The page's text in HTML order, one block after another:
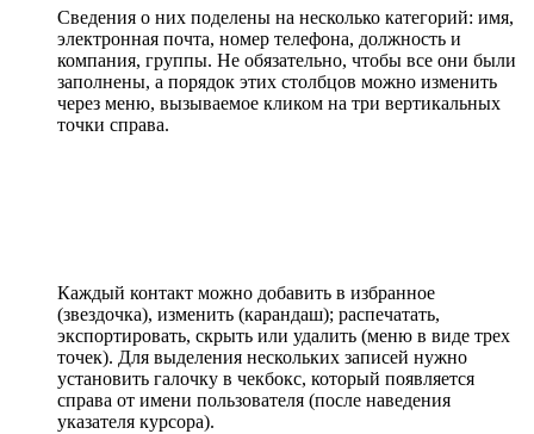
Сведения о них поделены на несколько категорий: имя,
электронная почта, номер телефона, должность и
компания, группы. Не обязательно, чтобы все они были
заполнены, а порядок этих столбцов можно изменить
через меню, вызываемое кликом на три вертикальных
точки справа.
Каждый контакт можно добавить в избранное
(звездочка), изменить (карандаш); распечатать,
экспортировать, скрыть или удалить (меню в виде трех
точек). Для выделения нескольких записей нужно
установить галочку в чекбокс, который появляется
справа от имени пользователя (после наведения
указателя курсора).